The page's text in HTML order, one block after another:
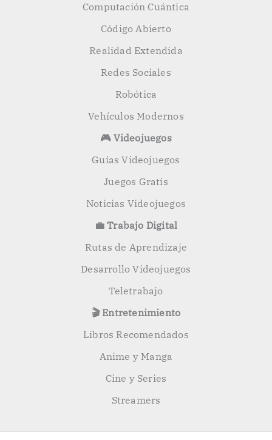
Computación Cuántica
Código Abierto
Realidad Extendida
Redes Sociales
Robótica
Vehículos Modernos
🎮 Videojuegos
Guías Videojuegos
Juegos Gratis
Noticias Videojuegos
💼 Trabajo Digital
Rutas de Aprendizaje
Desarrollo Videojuegos
Teletrabajo
🎬 Entretenimiento
Libros Recomendados
Anime y Manga
Cine y Series
Streamers